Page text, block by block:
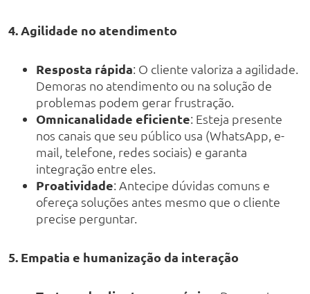
4. Agilidade no atendimento
Resposta rápida: O cliente valoriza a agilidade.
Demoras no atendimento ou na solução de
problemas podem gerar frustração.
Omnicanalidade eficiente: Esteja presente
nos canais que seu público usa (WhatsApp, e-
mail, telefone, redes sociais) e garanta
integração entre eles.
Proatividade: Antecipe dúvidas comuns e
ofereça soluções antes mesmo que o cliente
precise perguntar.
5. Empatia e humanização da interação